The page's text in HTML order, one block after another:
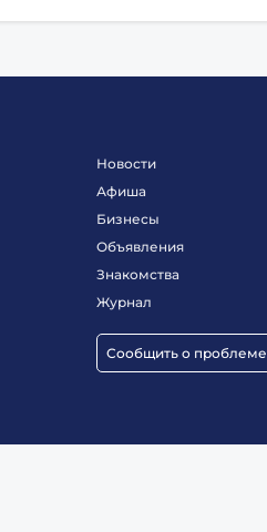
Новости
Афиша
Бизнесы
Объявления
Знакомства
Журнал
Сообщить о проблеме